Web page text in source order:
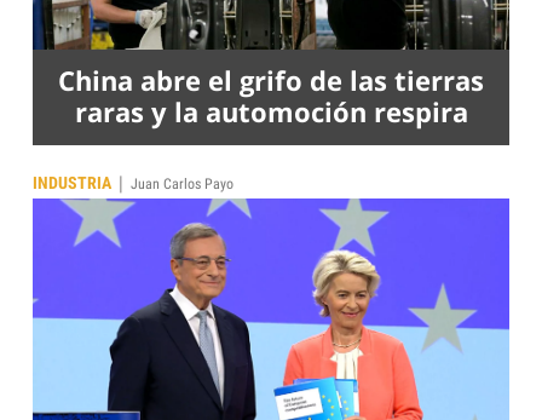
China abre el grifo de las tierras
raras y la automoción respira
INDUSTRIA | Juan Carlos Payo